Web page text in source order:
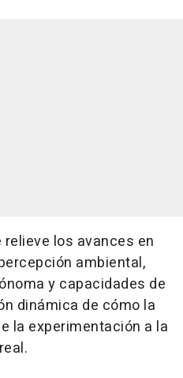
los avances en
ambiental,
y capacidades de
dinámica de cómo la
la experimentación a la